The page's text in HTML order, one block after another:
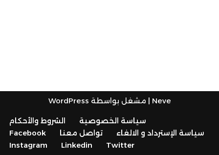
Neve | مشغل بواسطة WordPress
سياسة الخصوصية
الشروط والأحكام
سياسة الإسترداد و الالغاء
تواصل معنا
Facebook
Twitter
Linkedin
Instagram